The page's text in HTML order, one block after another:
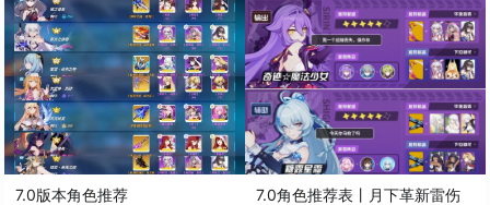
7.0版本角色推荐
7.0角色推荐表丨月下革新雷伤